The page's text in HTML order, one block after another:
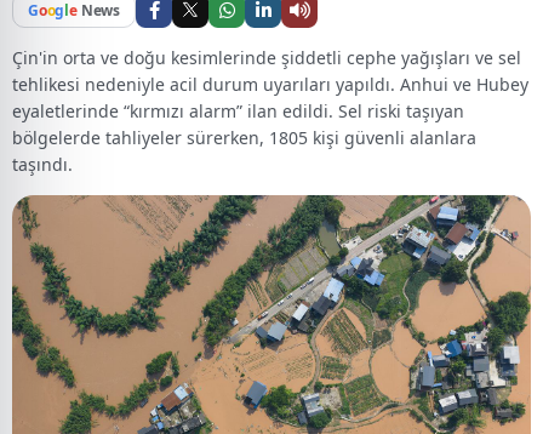
Google News
Çin'in orta ve doğu kesimlerinde şiddetli cephe yağışları ve sel
tehlikesi nedeniyle acil durum uyarıları yapıldı. Anhui ve Hubey
eyaletlerinde “kırmızı alarm” ilan edildi. Sel riski taşıyan
bölgelerde tahliyeler sürerken, 1805 kişi güvenli alanlara
taşındı.